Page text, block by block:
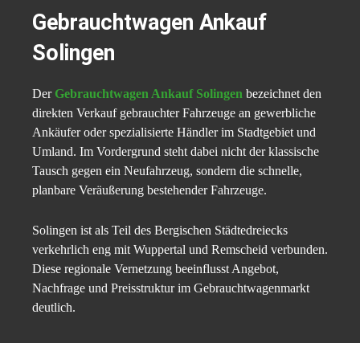
Gebrauchtwagen Ankauf
Solingen
Der Gebrauchtwagen Ankauf Solingen bezeichnet den
direkten Verkauf gebrauchter Fahrzeuge an gewerbliche
Ankäufer oder spezialisierte Händler im Stadtgebiet und
Umland. Im Vordergrund steht dabei nicht der klassische
Tausch gegen ein Neufahrzeug, sondern die schnelle,
planbare Veräußerung bestehender Fahrzeuge.
Solingen ist als Teil des Bergischen Städtedreiecks
verkehrlich eng mit Wuppertal und Remscheid verbunden.
Diese regionale Vernetzung beeinflusst Angebot,
Nachfrage und Preisstruktur im Gebrauchtwagenmarkt
deutlich.